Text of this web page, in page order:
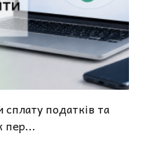
податків та
пер...